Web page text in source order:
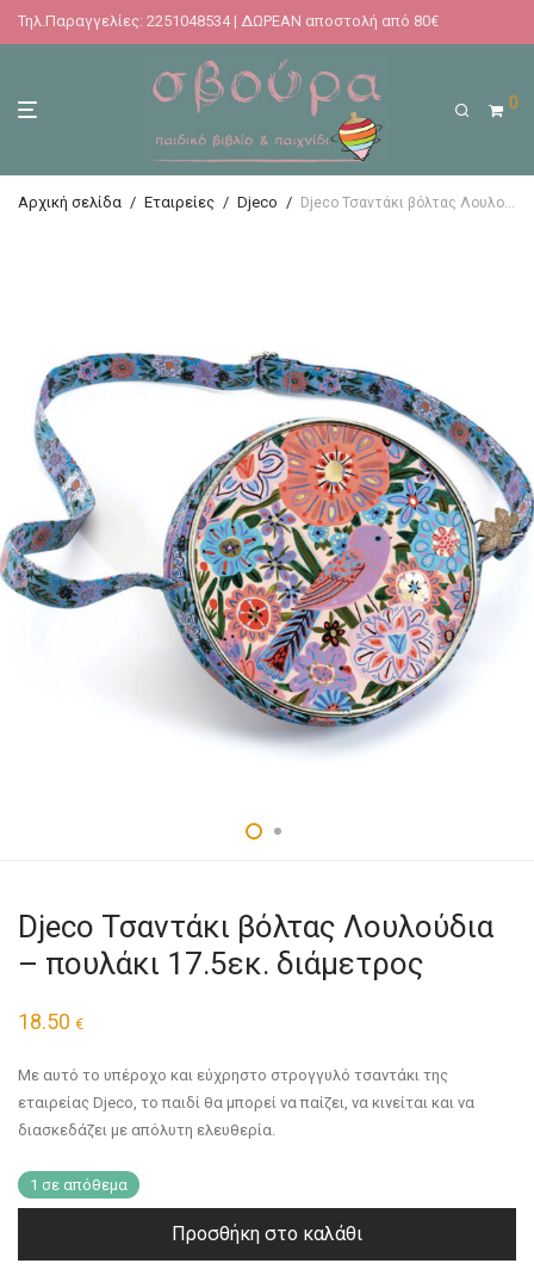
Τηλ.Παραγγελίες: 2251048534 | ΔΩΡΕΑΝ αποστολή από 80€
0
Αρχική σελίδα / Εταιρείες / Djeco / Djeco Τσαντάκι βόλτας Λουλούδια – πουλάκι 17.5εκ. διάμετρος
Djeco Τσαντάκι βόλτας Λουλούδια
– πουλάκι 17.5εκ. διάμετρος
18.50 €
Με αυτό το υπέροχο και εύχρηστο στρογγυλό τσαντάκι της
εταιρείας Djeco, το παιδί θα μπορεί να παίζει, να κινείται και να
διασκεδάζει με απόλυτη ελευθερία.
1 σε απόθεμα
Προσθήκη στο καλάθι